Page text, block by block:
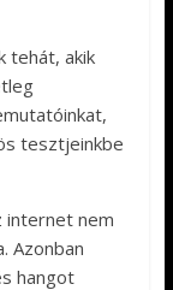
tehát, akik
tesztjeinkbe
internet nem
Azonban
hangot